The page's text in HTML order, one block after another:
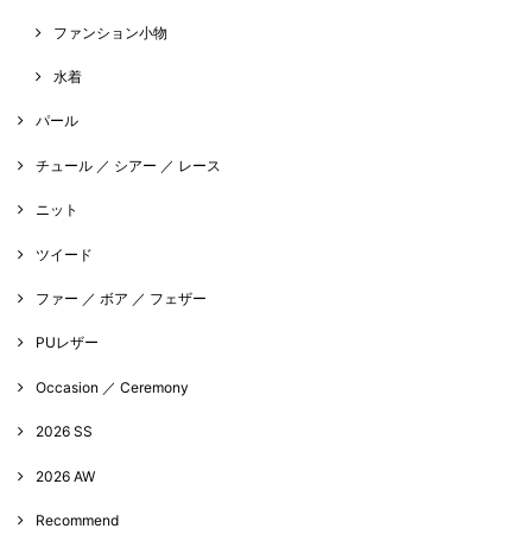
ファンション小物
水着
パール
チュール ／ シアー ／ レース
ニット
ツイード
ファー ／ ボア ／ フェザー
PUレザー
Occasion ／ Ceremony
2026 SS
2026 AW
Recommend